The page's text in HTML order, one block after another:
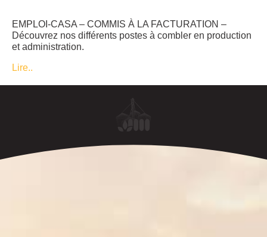
EMPLOI-CASA – COMMIS À LA FACTURATION –
Découvrez nos différents postes à combler en production
et administration.
Lire..